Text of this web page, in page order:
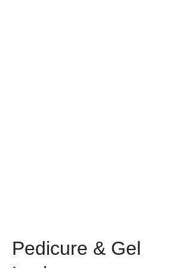
Pedicure & Gel